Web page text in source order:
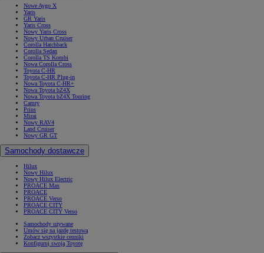
Nowe Aygo X
Yaris
GR Yaris
Yaris Cross
Nowy Yaris Cross
Nowy Urban Cruiser
Corolla Hatchback
Corolla Sedan
Corolla TS Kombi
Nowa Corolla Cross
Toyota C-HR
Toyota C-HR Plug-in
Nowa Toyota C-HR+
Nowa Toyota bZ4X
Nowa Toyota bZ4X Touring
Camry
Prius
Mirai
Nowy RAV4
Land Cruiser
Nowy GR GT
Samochody dostawcze
Hilux
Nowy Hilux
Nowy Hilux Electric
PROACE Max
PROACE
PROACE Verso
PROACE CITY
PROACE CITY Verso
Samochody używane
Umów się na jazdę testową
Zobacz wszystkie cenniki
Konfiguruj swoją Toyotę